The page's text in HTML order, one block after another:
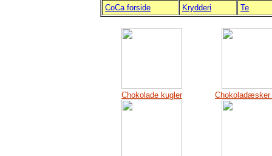
CoCa forside
Krydderi Te
Chokolade kugler Chokoladæsker